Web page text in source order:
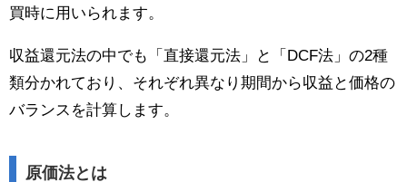
買時に用いられます。
収益還元法の中でも「直接還元法」と「DCF法」の2種
類分かれており、それぞれ異なり期間から収益と価格の
バランスを計算します。
原価法とは